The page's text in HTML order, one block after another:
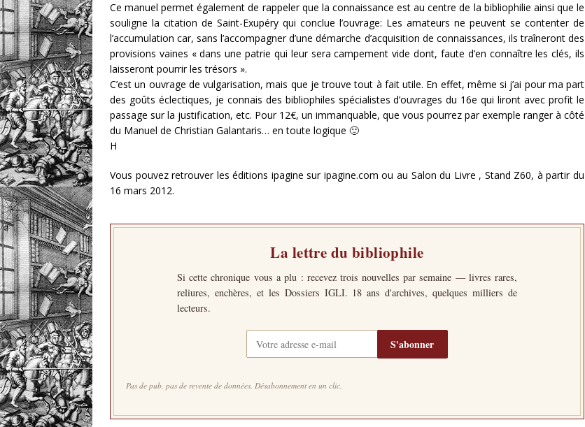
Ce manuel permet également de rappeler que la connaissance est au centre de la bibliophilie ainsi que le
souligne la citation de Saint-Exupéry qui conclue l’ouvrage: Les amateurs ne peuvent se contenter de
l’accumulation car, sans l’accompagner d’une démarche d’acquisition de connaissances, ils traîneront des
provisions vaines « dans une patrie qui leur sera campement vide dont, faute d’en connaître les clés, ils
laisseront pourrir les trésors ».
C’est un ouvrage de vulgarisation, mais que je trouve tout à fait utile. En effet, même si j’ai pour ma part
des goûts éclectiques, je connais des bibliophiles spécialistes d’ouvrages du 16e qui liront avec profit le
passage sur la justification, etc. Pour 12€, un immanquable, que vous pourrez par exemple ranger à côté
du Manuel de Christian Galantaris… en toute logique 🙂
H
Vous pouvez retrouver les éditions ipagine sur ipagine.com ou au Salon du Livre , Stand Z60, à partir du
16 mars 2012.
La lettre du bibliophile
Si cette chronique vous a plu : recevez trois nouvelles par semaine — livres rares,
reliures, enchères, et les Dossiers IGLI. 18 ans d'archives, quelques milliers de
lecteurs.
S'abonner
Pas de pub, pas de revente de données. Désabonnement en un clic.